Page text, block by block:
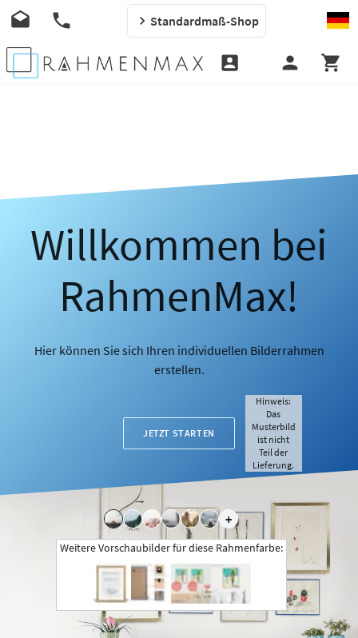
Standardmaß-Shop
Willkommen bei
RahmenMax!
Hier können Sie sich Ihren individuellen Bilderrahmen
erstellen.
JETZT STARTEN
+
Hinweis:
Das
Musterbild
ist nicht
Teil der
Lieferung.
Weitere Vorschaubilder für diese Rahmenfarbe: